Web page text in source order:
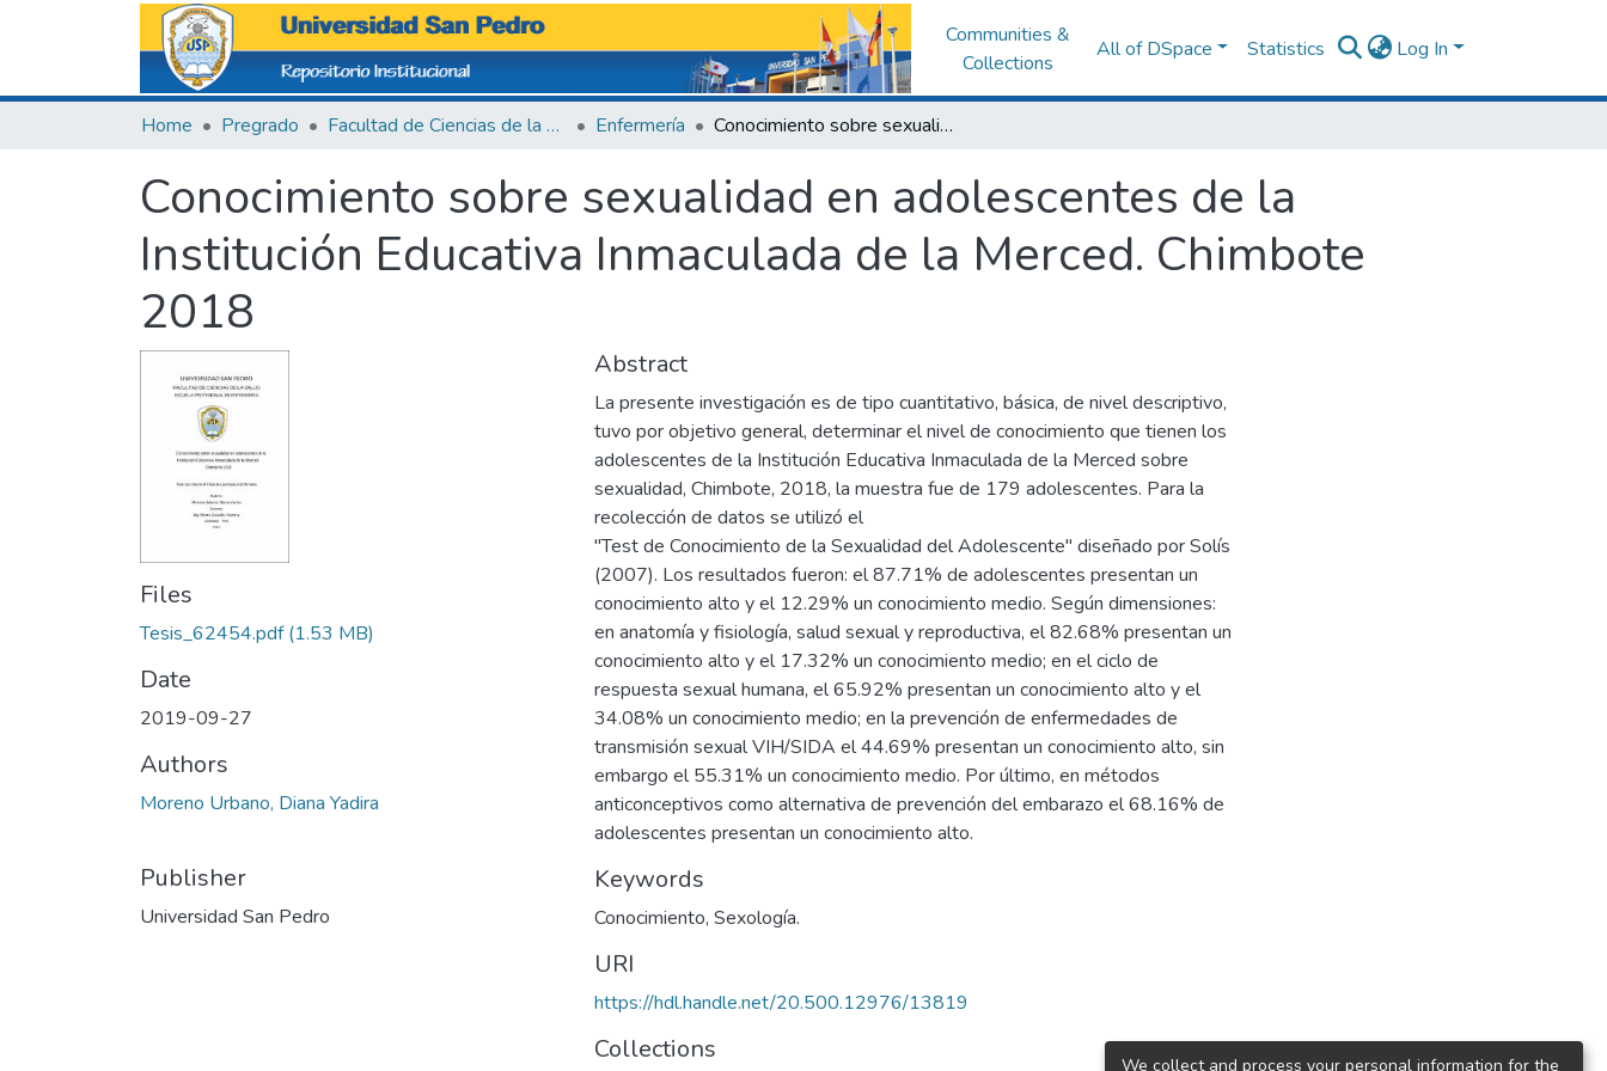
Communities &
Collections
All of DSpace Statistics Log In
Home Pregrado Facultad de Ciencias de la Salud Enfermería Conocimiento sobre sexualidad en adolescentes de la Institución Educativa Inmaculada de la Merced. Chimbote 2018
Conocimiento sobre sexualidad en adolescentes de la
Institución Educativa Inmaculada de la Merced. Chimbote
2018
Files
Tesis_62454.pdf(1.53 MB)
Date
2019-09-27
Authors
Moreno Urbano, Diana Yadira
Publisher
Universidad San Pedro
Abstract
La presente investigación es de tipo cuantitativo, básica, de nivel descriptivo,
tuvo por objetivo general, determinar el nivel de conocimiento que tienen los
adolescentes de la Institución Educativa Inmaculada de la Merced sobre
sexualidad, Chimbote, 2018, la muestra fue de 179 adolescentes. Para la
recolección de datos se utilizó el
"Test de Conocimiento de la Sexualidad del Adolescente" diseñado por Solís
(2007). Los resultados fueron: el 87.71% de adolescentes presentan un
conocimiento alto y el 12.29% un conocimiento medio. Según dimensiones:
en anatomía y fisiología, salud sexual y reproductiva, el 82.68% presentan un
conocimiento alto y el 17.32% un conocimiento medio; en el ciclo de
respuesta sexual humana, el 65.92% presentan un conocimiento alto y el
34.08% un conocimiento medio; en la prevención de enfermedades de
transmisión sexual VIH/SIDA el 44.69% presentan un conocimiento alto, sin
embargo el 55.31% un conocimiento medio. Por último, en métodos
anticonceptivos como alternativa de prevención del embarazo el 68.16% de
adolescentes presentan un conocimiento alto.
Keywords
Conocimiento, Sexología.
URI
https://hdl.handle.net/20.500.12976/13819
Collections
We collect and process your personal information for the